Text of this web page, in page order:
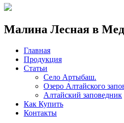
Малина Лесная в
Главная
Продукция
Статьи
Село Артыбаш.
Озеро Алтайского
Алтайский заповедник
Как Купить
Контакты